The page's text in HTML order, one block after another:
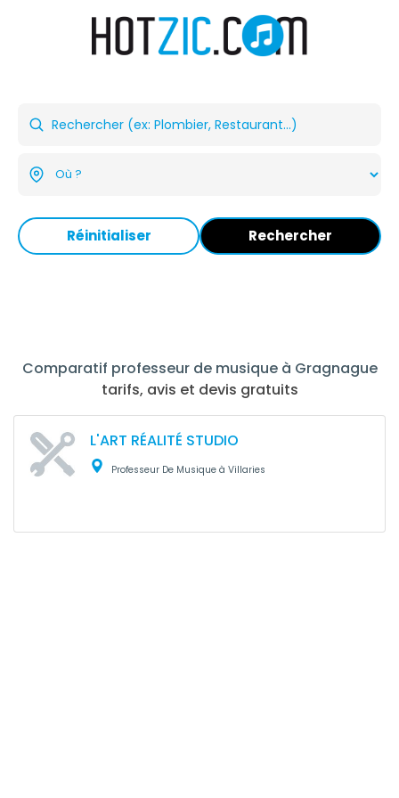
Réinitialiser Rechercher
Comparatif professeur de musique à Gragnague
tarifs, avis et devis gratuits
L'ART RÉALITÉ STUDIO
Professeur De Musique à Villaries